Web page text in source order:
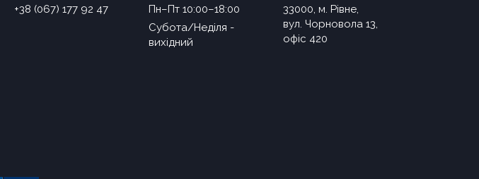
+38 (067) 177 92 47
Пн–Пт 10:00–18:00
Субота/Неділя -
вихідний
33000, м. Рівне,
вул. Чорновола 13,
офіс 420